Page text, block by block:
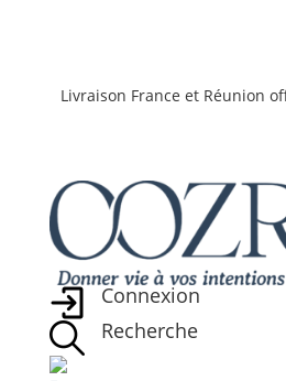
Livraison France et Réunion
Connexion
Recherche